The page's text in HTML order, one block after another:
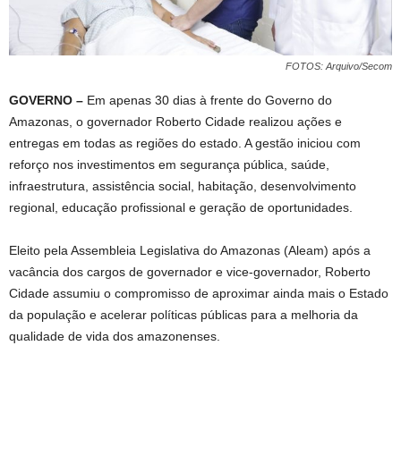
FOTOS: Arquivo/Secom
GOVERNO – Em apenas 30 dias à frente do Governo do
Amazonas, o governador Roberto Cidade realizou ações e
entregas em todas as regiões do estado. A gestão iniciou com
reforço nos investimentos em segurança pública, saúde,
infraestrutura, assistência social, habitação, desenvolvimento
regional, educação profissional e geração de oportunidades.
Eleito pela Assembleia Legislativa do Amazonas (Aleam) após a
vacância dos cargos de governador e vice-governador, Roberto
Cidade assumiu o compromisso de aproximar ainda mais o Estado
da população e acelerar políticas públicas para a melhoria da
qualidade de vida dos amazonenses.